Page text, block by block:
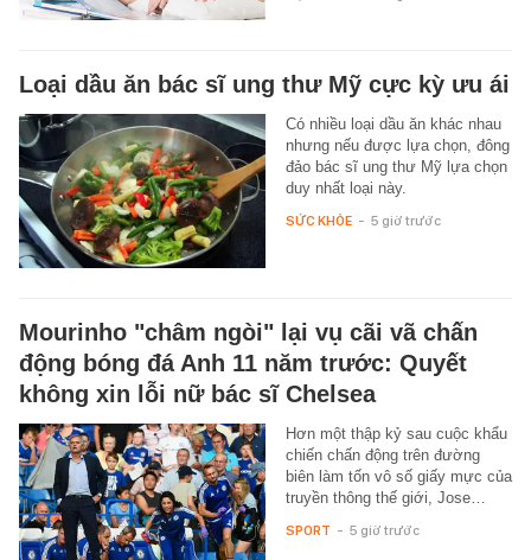
Loại dầu ăn bác sĩ ung thư Mỹ cực kỳ ưu ái
Có nhiều loại dầu ăn khác nhau
nhưng nếu được lựa chọn, đông
đảo bác sĩ ung thư Mỹ lựa chọn
duy nhất loại này.
SỨC KHỎE - 5 giờ trước
Mourinho "châm ngòi" lại vụ cãi vã chấn
động bóng đá Anh 11 năm trước: Quyết
không xin lỗi nữ bác sĩ Chelsea
Hơn một thập kỷ sau cuộc khẩu
chiến chấn động trên đường
biên làm tốn vô số giấy mực của
truyền thông thế giới, Jose…
SPORT - 5 giờ trước